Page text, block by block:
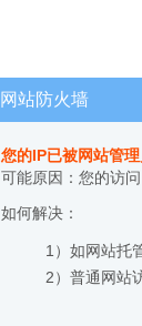
网站防火墙
您的IP已被网站管
可能原因：您的访
如何解决：
1）如网站托
2）普通网站